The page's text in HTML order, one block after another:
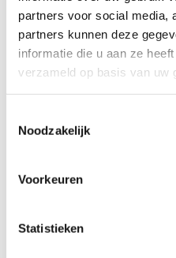
partners voor social media,
partners kunnen deze
informatie die u aan ze
verzameld op basis van uw
Noodzakelijk
Voorkeuren
Statistieken
Ons wagenpark
Hoe werkt facturatie bij